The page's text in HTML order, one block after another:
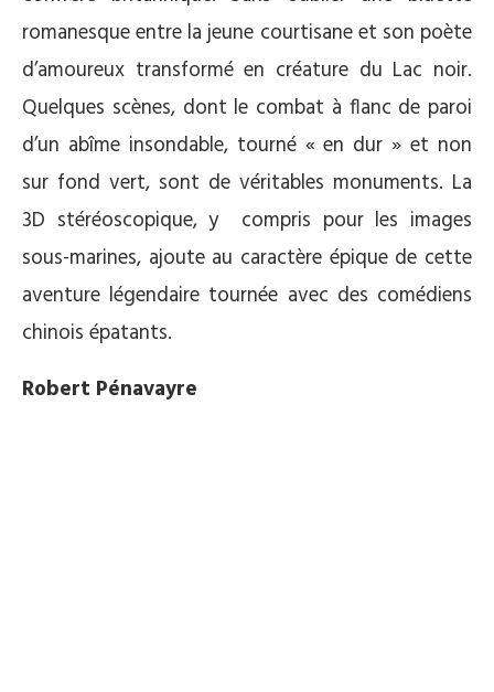
romanesque entre la jeune courtisane et son poète
d’amoureux transformé en créature du Lac noir.
Quelques scènes, dont le combat à flanc de paroi
d’un abîme insondable, tourné « en dur » et non
sur fond vert, sont de véritables monuments. La
3D stéréoscopique, y compris pour les images
sous-marines, ajoute au caractère épique de cette
aventure légendaire tournée avec des comédiens
chinois épatants.
Robert Pénavayre